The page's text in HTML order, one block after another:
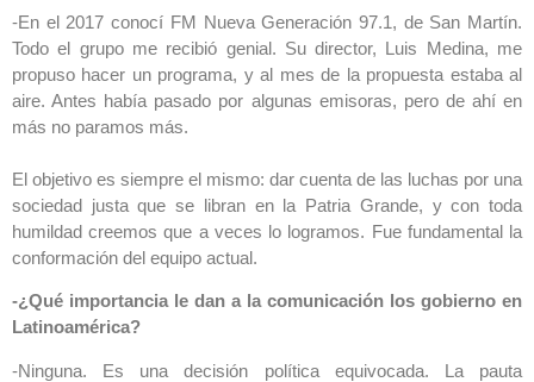
-En el 2017 conocí FM Nueva Generación 97.1, de San Martín.
Todo el grupo me recibió genial. Su director, Luis Medina, me
propuso hacer un programa, y al mes de la propuesta estaba al
aire. Antes había pasado por algunas emisoras, pero de ahí en
más no paramos más.
El objetivo es siempre el mismo: dar cuenta de las luchas por una
sociedad justa que se libran en la Patria Grande, y con toda
humildad creemos que a veces lo logramos. Fue fundamental la
conformación del equipo actual.
-¿Qué importancia le dan a la comunicación los gobierno en
Latinoamérica?
-Ninguna. Es una decisión política equivocada. La pauta